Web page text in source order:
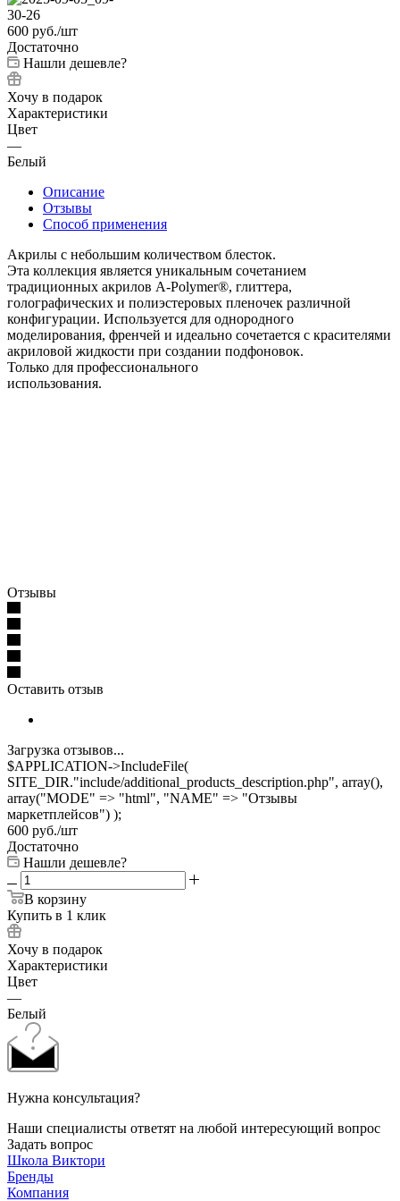
600 руб./шт
Достаточно
Нашли дешевле?
Хочу в подарок
Характеристики
Цвет
—
Белый
Описание
Отзывы
Способ применения
Акрилы с небольшим количеством блесток.
Эта коллекция является уникальным сочетанием
традиционных акрилов A-Polymer®, глиттера,
голографических и полиэстеровых пленочек различной
конфигурации. Используется для однородного
моделирования, френчей и идеально сочетается с красителями
акриловой жидкости при создании подфоновок.
Только для профессионального
использования.
Отзывы
Оставить отзыв
Загрузка отзывов...
$APPLICATION->IncludeFile(
SITE_DIR."include/additional_products_description.php", array(),
array("MODE" => "html", "NAME" => "Отзывы
маркетплейсов") );
600 руб./шт
Достаточно
Нашли дешевле?
В корзину
Купить в 1 клик
Хочу в подарок
Характеристики
Цвет
—
Белый
Нужна консультация?
Наши специалисты ответят на любой интересующий вопрос
Задать вопрос
Школа Виктори
Бренды
Компания